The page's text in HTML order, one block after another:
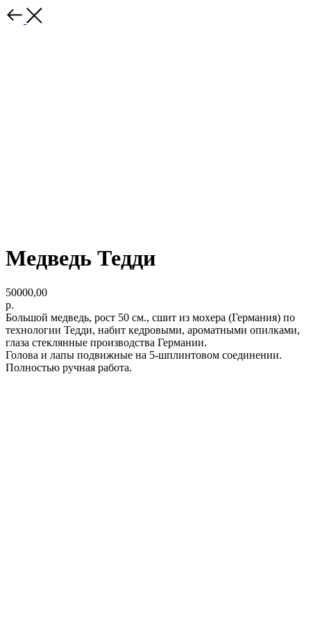
Медведь Тедди
50000,00
р.
Большой медведь, рост 50 см., сшит из мохера (Германия) по
технологии Тедди, набит кедровыми, ароматными опилками,
глаза стеклянные производства Германии.
Голова и лапы подвижные на 5-шплинтовом соединении.
Полностью ручная работа.